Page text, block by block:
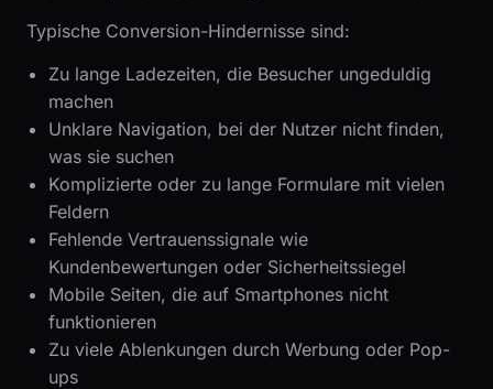
Typische Conversion-Hindernisse sind:
Zu lange Ladezeiten, die Besucher ungeduldig
machen
Unklare Navigation, bei der Nutzer nicht finden,
was sie suchen
Komplizierte oder zu lange Formulare mit vielen
Feldern
Fehlende Vertrauenssignale wie
Kundenbewertungen oder Sicherheitssiegel
Mobile Seiten, die auf Smartphones nicht
funktionieren
Zu viele Ablenkungen durch Werbung oder Pop-
ups